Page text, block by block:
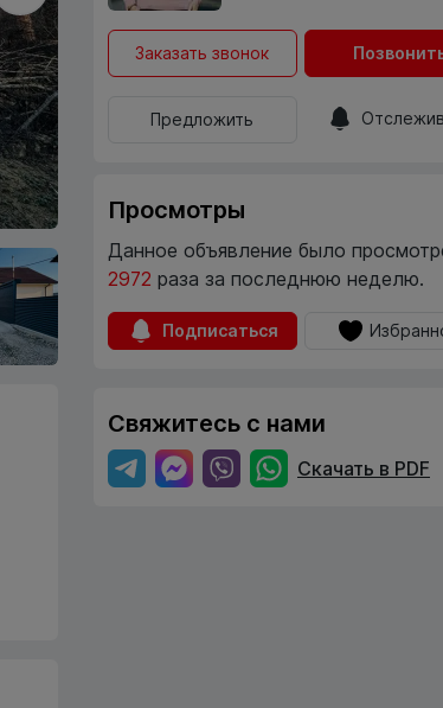
Заказать звонок
Предложить
Просмотры
Данное объявление было
2972 раза за последнюю неделю.
Подписаться
Свяжитесь с нами
Скачать в PDF